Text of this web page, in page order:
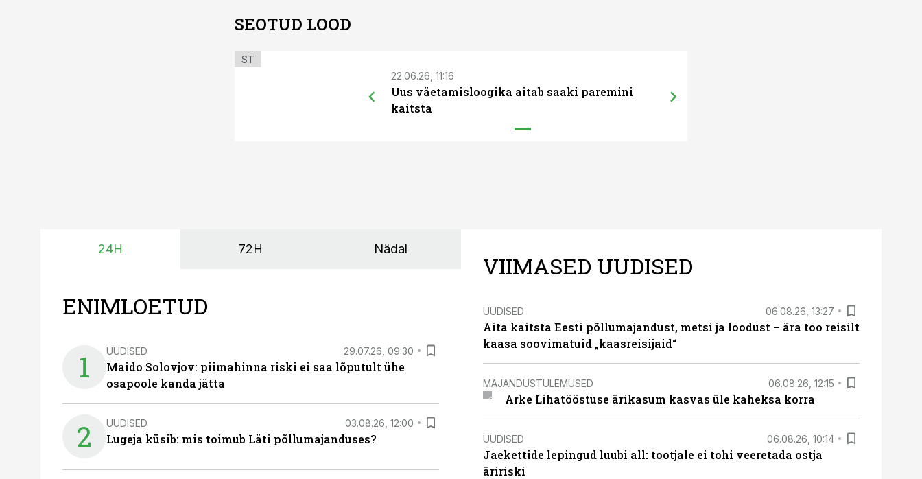
SEOTUD LOOD
ST
22.06.26, 11:16
Uus väetamisloogika aitab saaki paremini
kaitsta
24H 72H Nädal
ENIMLOETUD
1 UUDISED 29.07.26, 09:30
Maido Solovjov: piimahinna riski ei saa lõputult ühe
osapoole kanda jätta
2 UUDISED 03.08.26, 12:00
Lugeja küsib: mis toimub Läti põllumajanduses?
VIIMASED UUDISED
UUDISED 06.08.26, 13:27
Aita kaitsta Eesti põllumajandust, metsi ja loodust – ära too reisilt
kaasa soovimatuid „kaasreisijaid“
MAJANDUSTULEMUSED 06.08.26, 12:15
Arke Lihatööstuse ärikasum kasvas üle kaheksa korra
UUDISED 06.08.26, 10:14
Jaekettide lepingud luubi all: tootjale ei tohi veeretada ostja
äririski